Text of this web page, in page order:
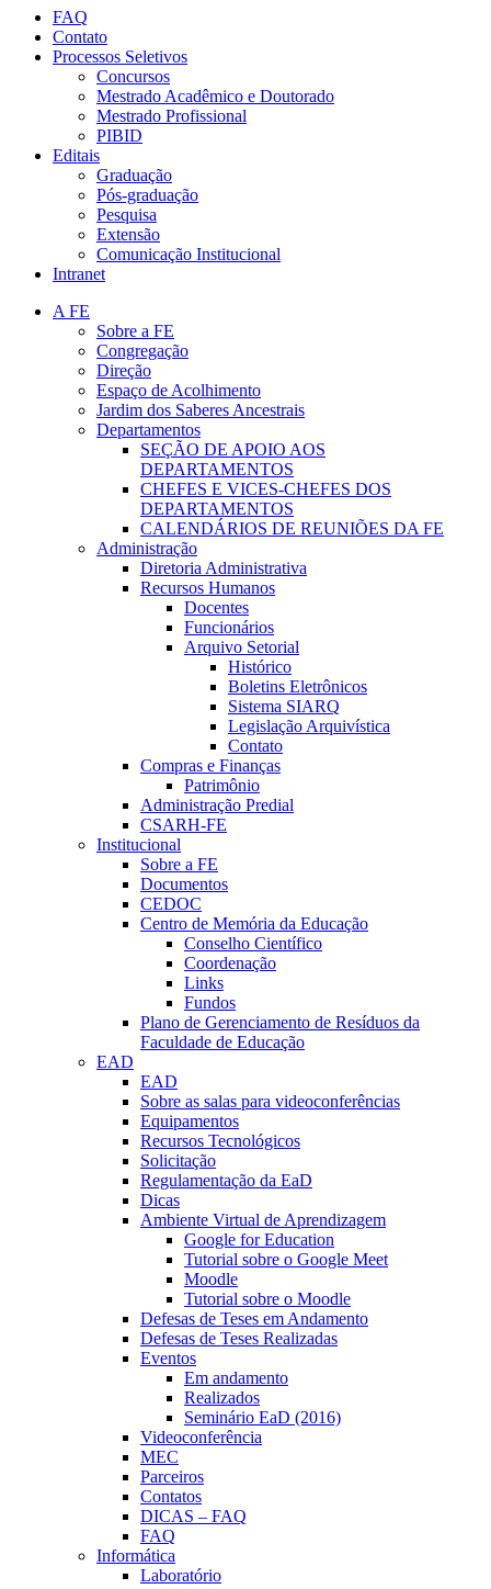
FAQ
Contato
Processos Seletivos
Concursos
Mestrado Acadêmico e Doutorado
Mestrado Profissional
PIBID
Editais
Graduação
Pós-graduação
Pesquisa
Extensão
Comunicação Institucional
Intranet
A FE
Sobre a FE
Congregação
Direção
Espaço de Acolhimento
Jardim dos Saberes Ancestrais
Departamentos
SEÇÃO DE APOIO AOS
DEPARTAMENTOS
CHEFES E VICES-CHEFES DOS
DEPARTAMENTOS
CALENDÁRIOS DE REUNIÕES DA FE
Administração
Diretoria Administrativa
Recursos Humanos
Docentes
Funcionários
Arquivo Setorial
Histórico
Boletins Eletrônicos
Sistema SIARQ
Legislação Arquivística
Contato
Compras e Finanças
Patrimônio
Administração Predial
CSARH-FE
Institucional
Sobre a FE
Documentos
CEDOC
Centro de Memória da Educação
Conselho Científico
Coordenação
Links
Fundos
Plano de Gerenciamento de Resíduos da
Faculdade de Educação
EAD
EAD
Sobre as salas para videoconferências
Equipamentos
Recursos Tecnológicos
Solicitação
Regulamentação da EaD
Dicas
Ambiente Virtual de Aprendizagem
Google for Education
Tutorial sobre o Google Meet
Moodle
Tutorial sobre o Moodle
Defesas de Teses em Andamento
Defesas de Teses Realizadas
Eventos
Em andamento
Realizados
Seminário EaD (2016)
Videoconferência
MEC
Parceiros
Contatos
DICAS – FAQ
FAQ
Informática
Laboratório